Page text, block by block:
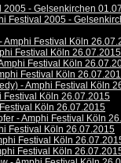
2005 - Gelsenkirchen
Festival 2005 -
Amphi Festival Köln
Festival Köln 26.07.2015
Festival Köln
Festival Köln
- Amphi Festival Köln
Festival Köln 26.07.2015
Köln 26.07.2015
- Amphi Festival Köln
Festival Köln 26.07.2015
Festival Köln
Festival Köln